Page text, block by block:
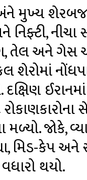
મુખ્ય
નીચા
તેલ અને ગેસ
શેરોમાં
દક્ષિણ
મળ્યો. જોકે,
મિડ-કેપ અને
થયો.